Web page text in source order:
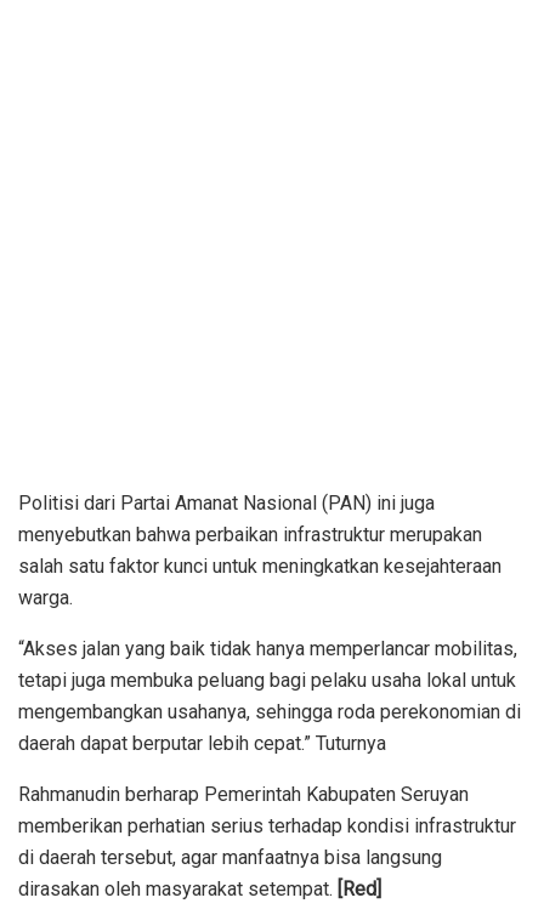
Politisi dari Partai Amanat Nasional (PAN) ini juga
menyebutkan bahwa perbaikan infrastruktur merupakan
salah satu faktor kunci untuk meningkatkan kesejahteraan
warga.
“Akses jalan yang baik tidak hanya memperlancar mobilitas,
tetapi juga membuka peluang bagi pelaku usaha lokal untuk
mengembangkan usahanya, sehingga roda perekonomian di
daerah dapat berputar lebih cepat.” Tuturnya
Rahmanudin berharap Pemerintah Kabupaten Seruyan
memberikan perhatian serius terhadap kondisi infrastruktur
di daerah tersebut, agar manfaatnya bisa langsung
dirasakan oleh masyarakat setempat. [Red]